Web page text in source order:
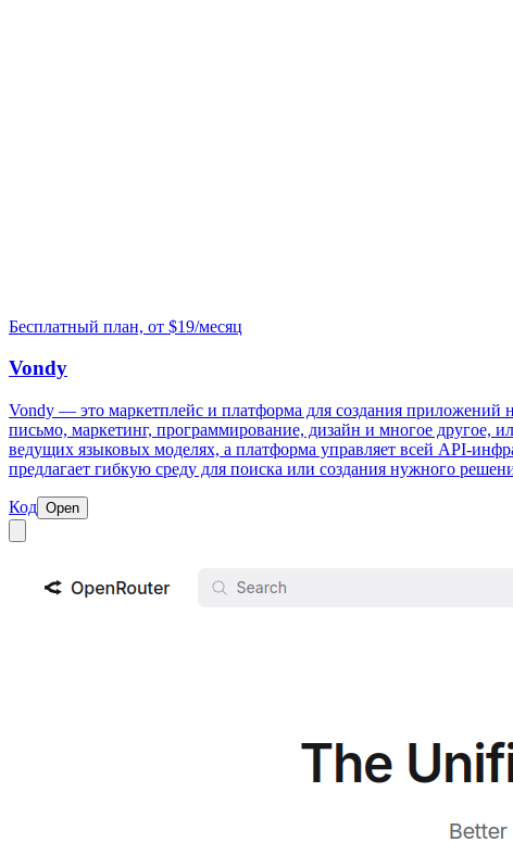
Бесплатный план, от $19/месяц
Vondy
Vondy — это маркетплейс и платформа для создания приложений
письмо, маркетинг, программирование, дизайн и многое другое,
ведущих языковых моделях, а платформа управляет всей API-
предлагает гибкую среду для поиска или создания нужного
Код Open